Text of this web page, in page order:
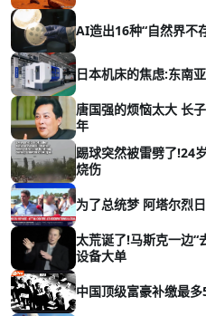
AI造出16种“自然界不
日本机床的焦虑:东南
唐国强的烦恼太大 长
年
踢球突然被雷劈了!24
烧伤
为了总统梦 阿塔尔烈
太荒诞了!马斯克一边“
设备大单
中国顶级富豪补缴最